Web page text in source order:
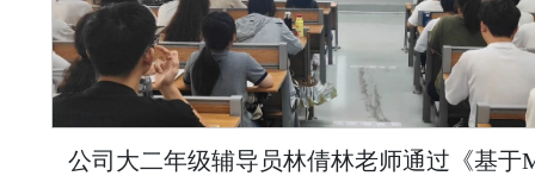
公司大二年级辅导员林倩林老师通过《基于